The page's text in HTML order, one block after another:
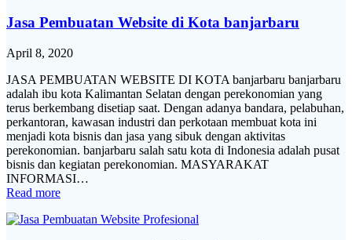
Jasa Pembuatan Website di Kota banjarbaru
April 8, 2020
JASA PEMBUATAN WEBSITE DI KOTA banjarbaru banjarbaru
adalah ibu kota Kalimantan Selatan dengan perekonomian yang
terus berkembang disetiap saat. Dengan adanya bandara, pelabuhan,
perkantoran, kawasan industri dan perkotaan membuat kota ini
menjadi kota bisnis dan jasa yang sibuk dengan aktivitas
perekonomian. banjarbaru salah satu kota di Indonesia adalah pusat
bisnis dan kegiatan perekonomian. MASYARAKAT
INFORMASI…
Read more